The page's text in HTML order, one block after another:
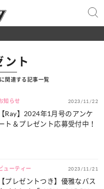
ト
関連する記事一覧
知らせ 2023/11/22
【Ray】2024年1月号のアンケ
ト＆プレゼント応募受付中！
ューティー 2023/11/21
【プレゼントつき】優雅なバス